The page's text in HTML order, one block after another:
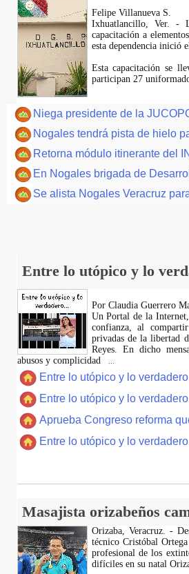
Felipe Villanueva S.
Ixhuatlancillo, Ver. -
capacitación a
esta dependencia inició
Esta capacitación se
participan 27
Niega presidente de la
Nogales tendrá pista de hielo
Retorna módulo itinerante del
En Nogales brigada de
Se alista Nogales Veracruz
Entre lo utópico y lo
Por Claudia Guerrero
​Un Portal de la Internet,
confianza, al
privadas de la libertad
Reyes. En dicho
abusos y complicidad
Entre lo utópico y lo
Entre lo utópico y lo
Aprueba Congreso reforma
Entre lo utópico y lo
Masajista orizabeños
Orizaba, Veracruz. -
técnico Cristóbal
profesional de los
difíciles en su natal